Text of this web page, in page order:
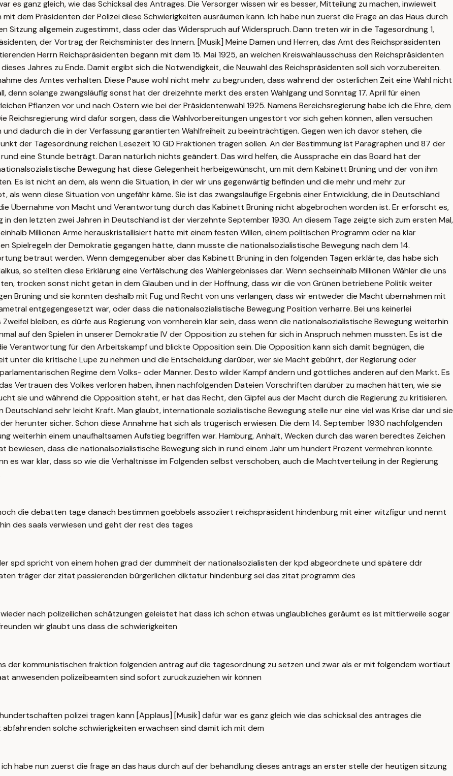
es ganz gleich, wie das Schicksal des Antrages. Die Versorger wissen wir es besser, Mitteilung zu machen, inwieweit
dem Präsidenten der Polizei diese Schwierigkeiten ausräumen kann. Ich habe nun zuerst die Frage an das Haus durch
Sitzung allgemein zugestimmt, dass oder das Widerspruch auf Widerspruch. Dann treten wir in die Tagesordnung 1,
der Vortrag der Reichsminister des Innern. [Musik] Meine Damen und Herren, das Amt des Reichspräsidenten
Herrn Reichspräsidenten begann mit dem 15. Mai 1925, an welchen Kreiswahlausschuss den Reichspräsidenten
Jahres zu Ende. Damit ergibt sich die Notwendigkeit, die Neuwahl des Reichspräsidenten soll sich vorzubereiten.
des Amtes verhalten. Diese Pause wohl nicht mehr zu begründen, dass während der österlichen Zeit eine Wahl nicht
denn solange zwangsläufig sonst hat der dreizehnte merkt des ersten Wahlgang und Sonntag 17. April für einen
Pflanzen vor und nach Ostern wie bei der Präsidentenwahl 1925. Namens Bereichsregierung habe ich die Ehre, dem
Reichsregierung wird dafür sorgen, dass die Wahlvorbereitungen ungestört vor sich gehen können, allen versuchen
dadurch die in der Verfassung garantierten Wahlfreiheit zu beeinträchtigen. Gegen wen ich davor stehen, die
der Tagesordnung reichen Lesezeit 10 GD Fraktionen tragen sollen. An der Bestimmung ist Paragraphen und 87 der
eine Stunde beträgt. Daran natürlich nichts geändert. Das wird helfen, die Aussprache ein das Board hat der
Bewegung hat diese Gelegenheit herbeigewünscht, um mit dem Kabinett Brüning und der von ihm
Es ist nicht an dem, als wenn die Situation, in der wir uns gegenwärtig befinden und die mehr und mehr zur
wenn diese Situation von ungefähr käme. Sie ist das zwangsläufige Ergebnis einer Entwicklung, die in Deutschland
Übernahme von Macht und Verantwortung durch das Kabinett Brüning nicht abgebrochen worden ist. Er erforscht es,
den letzten zwei Jahren in Deutschland ist der vierzehnte September 1930. An diesem Tage zeigte sich zum ersten Mal,
Millionen Arme herauskristallisiert hatte mit einem festen Willen, einem politischen Programm oder na klar
Spielregeln der Demokratie gegangen hätte, dann musste die nationalsozialistische Bewegung nach dem 14.
betraut werden. Wenn demgegenüber aber das Kabinett Brüning in den folgenden Tagen erklärte, das habe sich
so stellten diese Erklärung eine Verfälschung des Wahlergebnisses dar. Wenn sechseinhalb Millionen Wähler die uns
trocken sonst nicht getan in dem Glauben und in der Hoffnung, dass wir die von Grünen betriebene Politik weiter
Brüning und sie konnten deshalb mit Fug und Recht von uns verlangen, dass wir entweder die Macht übernahmen mit
entgegengesetzt war, oder dass die nationalsozialistische Bewegung Position verharre. Bei uns keinerlei
bleiben, es dürfe aus Regierung von vornherein klar sein, dass wenn die nationalsozialistische Bewegung weiterhin
auf den Spielen in unserer Demokratie IV der Opposition zu stehen für sich in Anspruch nehmen mussten. Es ist die
Verantwortung für den Arbeitskampf und blickte Opposition sein. Die Opposition kann sich damit begnügen, die
unter die kritische Lupe zu nehmen und die Entscheidung darüber, wer sie Macht gebührt, der Regierung oder
Regime dem Volks- oder Männer. Desto wilder Kampf ändern und göttliches anderen auf den Markt. Es
Vertrauen des Volkes verloren haben, ihnen nachfolgenden Dateien Vorschriften darüber zu machen hätten, wie sie
sie und während die Opposition steht, er hat das Recht, den Gipfel aus der Macht durch die Regierung zu kritisieren.
Deutschland sehr leicht Kraft. Man glaubt, internationale sozialistische Bewegung stelle nur eine viel was Krise dar und sie
herunter sicher. Schön diese Annahme hat sich als trügerisch erwiesen. Die dem 14. September 1930 nachfolgenden
weiterhin einem unaufhaltsamen Aufstieg begriffen war. Hamburg, Anhalt, Wecken durch das waren beredtes Zeichen
dass die nationalsozialistische Bewegung sich in rund einem Jahr um hundert Prozent vermehren konnte.
es war klar, dass so wie die Verhältnisse im Folgenden selbst verschoben, auch die Machtverteilung in der Regierung
die debatten tage danach bestimmen goebbels assoziiert reichspräsident hindenburg mit einer witzfigur und nennt
des saals verwiesen und geht der rest des tages
spd spricht von einem hohen grad der dummheit der nationalsozialisten der kpd abgeordnete und spätere ddr
träger der zitat passierenden bürgerlichen diktatur hindenburg sei das zitat programm des
nach polizeilichen schätzungen geleistet hat dass ich schon etwas unglaubliches geräumt es ist mittlerweile sogar
wir glaubt uns dass die schwierigkeiten
der kommunistischen fraktion folgenden antrag auf die tagesordnung zu setzen und zwar als er mit folgendem wortlaut
anwesenden polizeibeamten sind sofort zurückzuziehen wir können
polizei tragen kann [Applaus] [Musik] dafür war es ganz gleich wie das schicksal des antrages die
solche schwierigkeiten erwachsen sind damit ich mit dem
habe nun zuerst die frage an das haus durch auf der behandlung dieses antrags an erster stelle der heutigen sitzung